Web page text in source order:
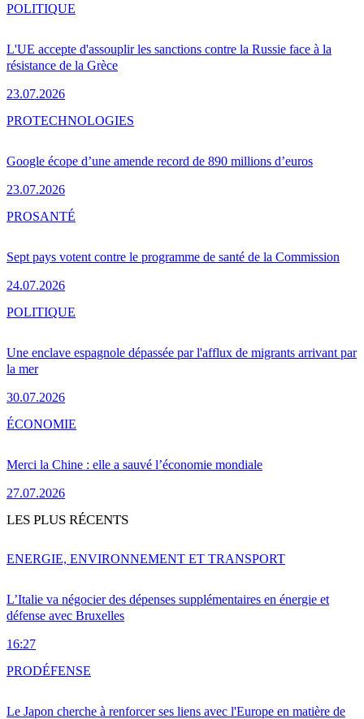
L'UE accepte d'assouplir les sanctions contre la Russie face à la
résistance de la Grèce
23.07.2026
POLITIQUE
Google écope d’une amende record de 890 millions d’euros
23.07.2026
PROTECHNOLOGIES
Sept pays votent contre le programme de santé de la Commission
24.07.2026
PROSANTÉ
Une enclave espagnole dépassée par l'afflux de migrants arrivant par
la mer
30.07.2026
POLITIQUE
Merci la Chine : elle a sauvé l’économie mondiale
27.07.2026
ÉCONOMIE
LES PLUS RÉCENTS
L’Italie va négocier des dépenses supplémentaires en énergie et
défense avec Bruxelles
16:27
ENERGIE, ENVIRONNEMENT ET TRANSPORT
Le Japon cherche à renforcer ses liens avec l'Europe en matière de
PRODÉFENSE